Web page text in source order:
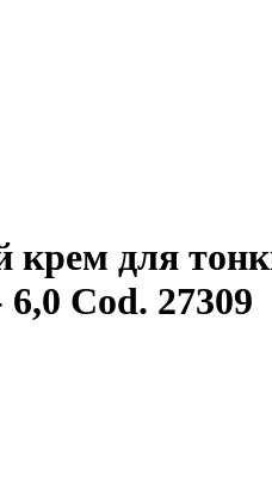
для
Cod. 27309